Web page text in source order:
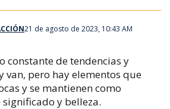
21 de agosto de 2023, 10:43 AM
constante de tendencias y
van, pero hay elementos que
y se mantienen como
y belleza.